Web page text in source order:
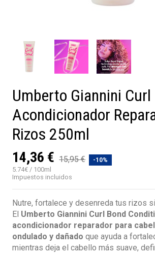
Umberto Giannini Curl
Acondicionador
Rizos 250ml
14,36 € 15,95 € -10%
5.74€ / 100ml
Impuestos incluidos
Nutre, fortalece y desenreda tus rizos
El Umberto Giannini Curl Bond
acondicionador reparador para
ondulado y dañado que ayuda a
mientras deja el cabello más suave,